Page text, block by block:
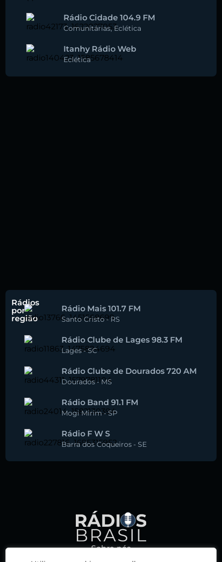
Rádio Cidade 104.9 FM
Comunitárias,Eclética
Itanhy Rádio Web
Eclética
Rádios
por
região
Rádio Mais 101.7 FM
Santo Cristo-RS
Rádio Clube de Lages 98.3 FM
Lages-SC
Rádio Clube de Dourados 720 AM
Dourados-MS
Rádio Band 91.1 FM
Mogi Mirim-SP
Rádio F W S
Barra dos Coqueiros - SE
Sobre nós